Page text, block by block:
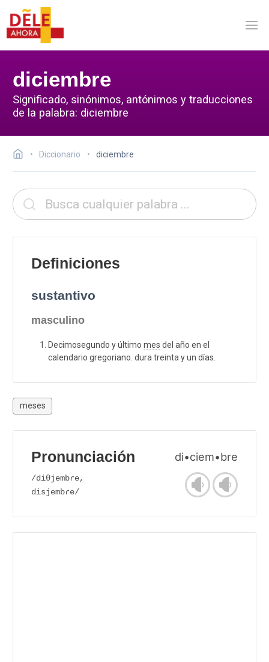
diciembre
Significado, sinónimos, antónimos y traducciones
de la palabra: diciembre
Diccionario diciembre
Definiciones
sustantivo
masculino
Decimosegundo y último mes del año en el
calendario gregoriano. dura treinta y un días.
meses
Pronunciación di•ciem•bre
/diθjembɾe,
disjembɾe/